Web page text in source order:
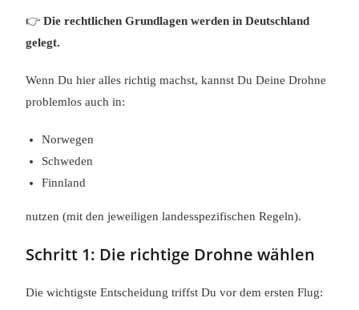
👉Die rechtlichen Grundlagen werden in Deutschland
gelegt.
Wenn Du hier alles richtig machst, kannst Du Deine Drohne
problemlos auch in:
Norwegen
Schweden
Finnland
nutzen (mit den jeweiligen landesspezifischen Regeln).
Schritt 1: Die richtige Drohne wählen
Die wichtigste Entscheidung triffst Du vor dem ersten Flug: